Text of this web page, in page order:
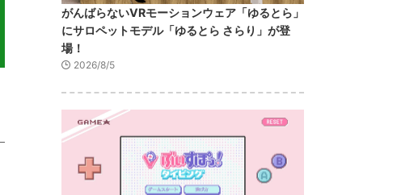
がんばらないVRモーションウェア「ゆるとら」
にサロペットモデル「ゆるとら さらり」が登
場！
2026/8/5